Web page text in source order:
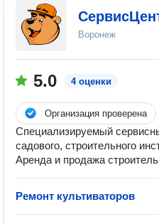
Воронеж
5.0 4 оценки
Организация проверена
Специализируемый
садового, строительного
Аренда и продажа
Ремонт культиваторов